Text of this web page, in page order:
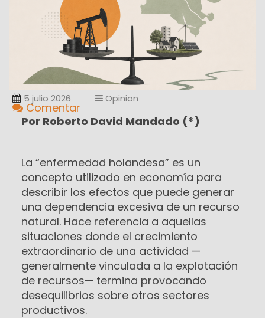
5 julio 2026 Opinion
Comentar
Por Roberto David Mandado (*)
La “enfermedad holandesa” es un
concepto utilizado en economía para
describir los efectos que puede generar
una dependencia excesiva de un recurso
natural. Hace referencia a aquellas
situaciones donde el crecimiento
extraordinario de una actividad —
generalmente vinculada a la explotación
de recursos— termina provocando
desequilibrios sobre otros sectores
productivos.